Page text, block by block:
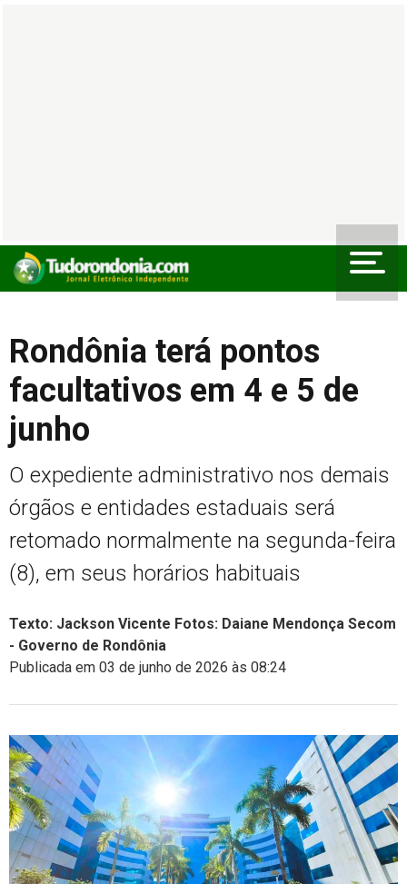
Rondônia terá pontos
facultativos em 4 e 5 de
junho
O expediente administrativo nos demais
órgãos e entidades estaduais será
retomado normalmente na segunda-feira
(8), em seus horários habituais
Texto: Jackson Vicente Fotos: Daiane Mendonça Secom
- Governo de Rondônia
Publicada em 03 de junho de 2026 às 08:24